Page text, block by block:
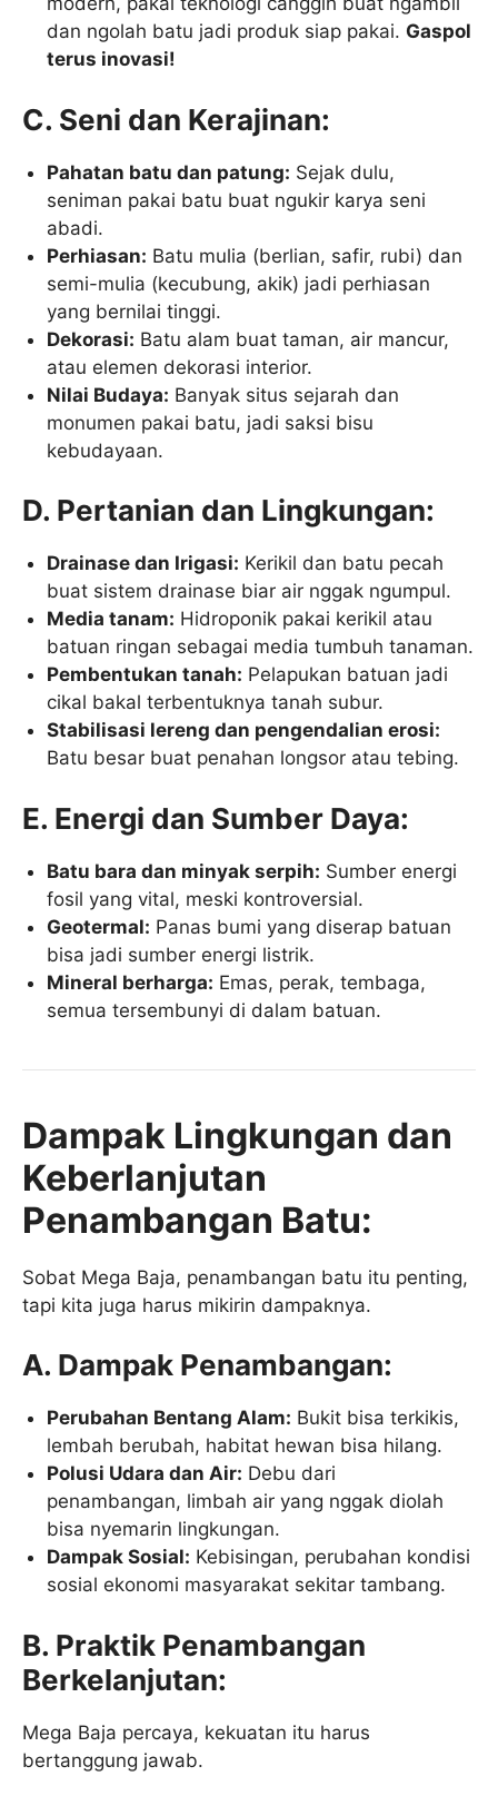
dan ngolah batu jadi produk siap pakai. Gaspol
terus inovasi!
C. Seni dan Kerajinan:
Pahatan batu dan patung: Sejak dulu,
seniman pakai batu buat ngukir karya seni
abadi.
Perhiasan: Batu mulia (berlian, safir, rubi) dan
semi-mulia (kecubung, akik) jadi perhiasan
yang bernilai tinggi.
Dekorasi: Batu alam buat taman, air mancur,
atau elemen dekorasi interior.
Nilai Budaya: Banyak situs sejarah dan
monumen pakai batu, jadi saksi bisu
kebudayaan.
D. Pertanian dan Lingkungan:
Drainase dan Irigasi: Kerikil dan batu pecah
buat sistem drainase biar air nggak ngumpul.
Media tanam: Hidroponik pakai kerikil atau
batuan ringan sebagai media tumbuh tanaman.
Pembentukan tanah: Pelapukan batuan jadi
cikal bakal terbentuknya tanah subur.
Stabilisasi lereng dan pengendalian erosi:
Batu besar buat penahan longsor atau tebing.
E. Energi dan Sumber Daya:
Batu bara dan minyak serpih: Sumber energi
fosil yang vital, meski kontroversial.
Geotermal: Panas bumi yang diserap batuan
bisa jadi sumber energi listrik.
Mineral berharga: Emas, perak, tembaga,
semua tersembunyi di dalam batuan.
Dampak Lingkungan dan
Keberlanjutan
Penambangan Batu:
Sobat Mega Baja, penambangan batu itu penting,
tapi kita juga harus mikirin dampaknya.
A. Dampak Penambangan:
Perubahan Bentang Alam: Bukit bisa terkikis,
lembah berubah, habitat hewan bisa hilang.
Polusi Udara dan Air: Debu dari
penambangan, limbah air yang nggak diolah
bisa nyemarin lingkungan.
Dampak Sosial: Kebisingan, perubahan kondisi
sosial ekonomi masyarakat sekitar tambang.
B. Praktik Penambangan
Berkelanjutan:
Mega Baja percaya, kekuatan itu harus
bertanggung jawab.